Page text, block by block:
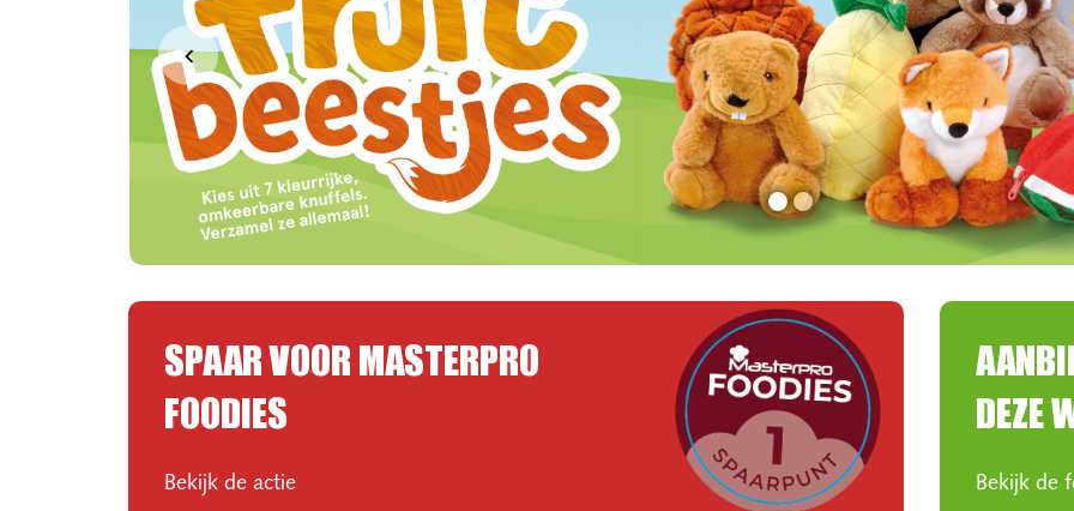

SPAAR VOOR MASTERPRO
FOODIES
Bekijk de actie
DEZE
Bekijk de